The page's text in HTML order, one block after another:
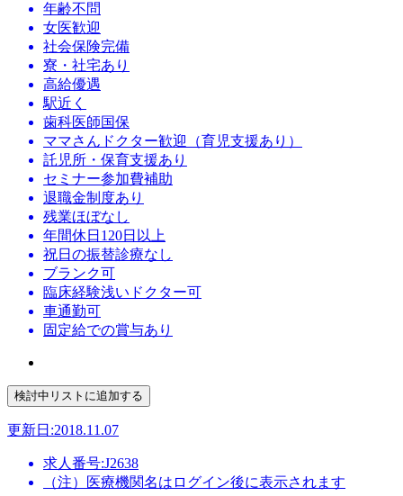
年齢不問
女医歓迎
社会保険完備
寮・社宅あり
高給優遇
駅近く
歯科医師国保
ママさんドクター歓迎（育児支援あり）
託児所・保育支援あり
セミナー参加費補助
退職金制度あり
残業ほぼなし
年間休日120日以上
祝日の振替診療なし
ブランク可
臨床経験浅いドクター可
車通勤可
固定給での賞与あり
更新日:2018.11.07
求人番号:J2638
（注）医療機関名はログイン後に表示されます